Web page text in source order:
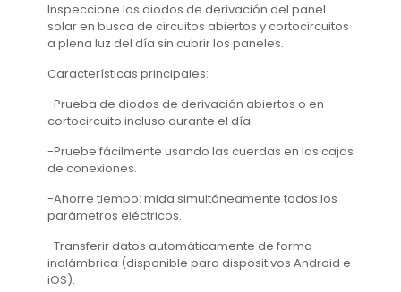
Inspeccione los diodos de derivación del panel
solar en busca de circuitos abiertos y cortocircuitos
a plena luz del día sin cubrir los paneles.
Características principales:
-Prueba de diodos de derivación abiertos o en
cortocircuito incluso durante el día.
-Pruebe fácilmente usando las cuerdas en las cajas
de conexiones.
-Ahorre tiempo: mida simultáneamente todos los
parámetros eléctricos.
-Transferir datos automáticamente de forma
inalámbrica (disponible para dispositivos Android e
iOS).